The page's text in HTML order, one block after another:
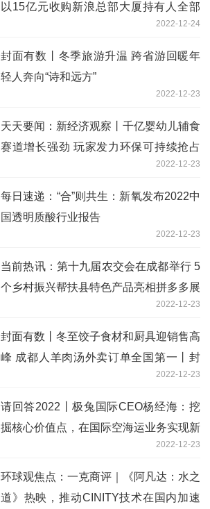
以15亿元收购新浪总部大厦持有人全部
股权；BOSS直聘完成双重主要上市2022-12-24
封面有数丨冬季旅游升温 跨省游回暖年
轻人奔向“诗和远方”
2022-12-23
天天要闻：新经济观察丨千亿婴幼儿辅食
赛道增长强劲 玩家发力环保可持续抢占
2022-12-23
每日速递：“合”则共生：新氧发布2022中
国透明质酸行业报告
2022-12-23
当前热讯：第十九届农交会在成都举行 5
个乡村振兴帮扶县特色产品亮相拼多多展
2022-12-23
封面有数丨冬至饺子食材和厨具迎销售高
峰 成都人羊肉汤外卖订单全国第一丨封
2022-12-23
请回答2022丨极兔国际CEO杨经海：挖
掘核心价值点，在国际空海运业务实现新
2022-12-23
环球观焦点：一克商评｜《阿凡达：水之
道》热映，推动CINITY技术在国内加速